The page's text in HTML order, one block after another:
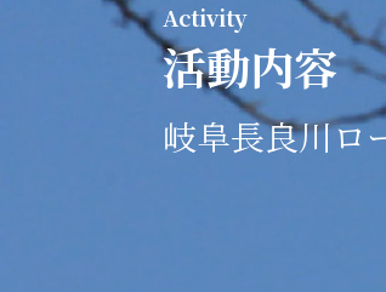
Activity
活動内容
岐阜長良川ロ